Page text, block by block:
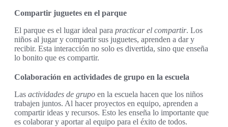
Compartir juguetes en el parque
El parque es el lugar ideal para practicar el compartir. Los
niños al jugar y compartir sus juguetes, aprenden a dar y
recibir. Esta interacción no solo es divertida, sino que enseña
lo bonito que es compartir.
Colaboración en actividades de grupo en la escuela
Las actividades de grupo en la escuela hacen que los niños
trabajen juntos. Al hacer proyectos en equipo, aprenden a
compartir ideas y recursos. Esto les enseña lo importante que
es colaborar y aportar al equipo para el éxito de todos.